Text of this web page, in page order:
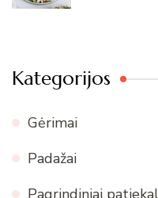
Kategorijos
Gėrimai
Padažai
Pagrindiniai